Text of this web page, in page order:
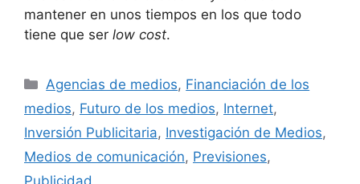
mantener en unos tiempos en los que todo
tiene que ser low cost.
Categorías
Agencias de medios, Financiación de los
medios, Futuro de los medios, Internet,
Inversión Publicitaria, Investigación de Medios,
Medios de comunicación, Previsiones,
Publicidad